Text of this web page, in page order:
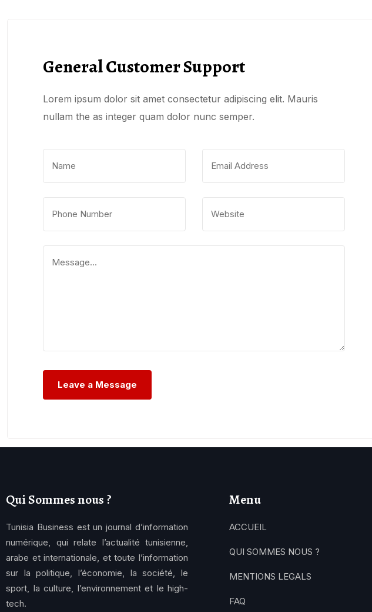
General Customer Support
Lorem ipsum dolor sit amet consectetur adipiscing elit. Mauris
nullam the as integer quam dolor nunc semper.
Qui Sommes nous ?
Tunisia Business est un journal d’information
numérique, qui relate l’actualité tunisienne,
arabe et internationale, et toute l’information
sur la politique, l’économie, la société, le
sport, la culture, l’environnement et le high-
tech.
Menu
ACCUEIL
QUI SOMMES NOUS ?
MENTIONS LEGALS
FAQ